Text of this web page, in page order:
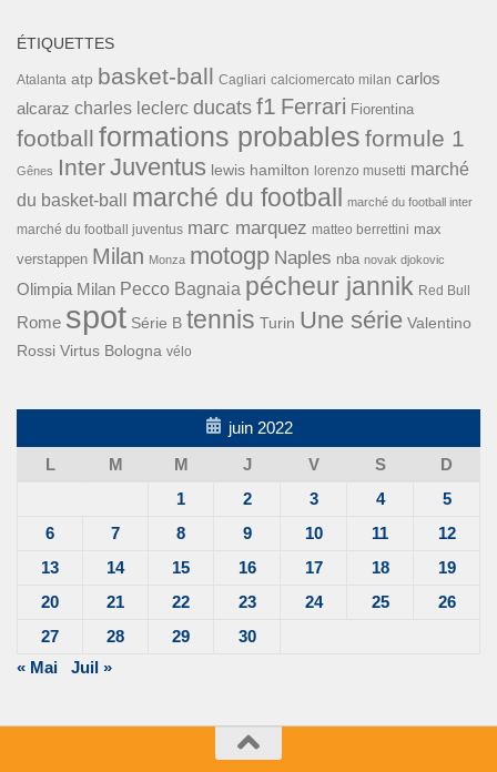
ÉTIQUETTES
Atalanta atp basket-ball Cagliari calciomercato milan carlos
alcaraz charles leclerc ducats f1 Ferrari Fiorentina
football formations probables formule 1
Gênes InterJuventus lewis hamilton lorenzo musetti marché
du basket-ball
marché du football marché du football inter
marché du football juventus marc marquez matteo berrettini max
verstappen Milan Monza motogp Naples nba novak djokovic
Olimpia Milan Pecco Bagnaia pécheur jannik Red Bull
Rome spot Série B tennis Turin Une série Valentino
Rossi Virtus Bologna vélo
juin 2022
L
M M J V S
D
1
2 3 4
5
6
7 8 9 10 11
12
13
14 15 16 17 18
19
20
21 22 23 24 25
26
27
28 29
30
« Mai
Juil »